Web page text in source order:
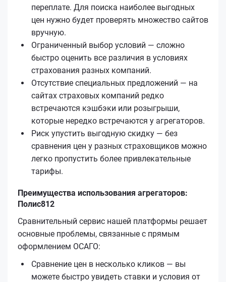
переплате. Для поиска наиболее выгодных
цен нужно будет проверять множество сайтов
вручную.
Ограниченный выбор условий — сложно
быстро оценить все различия в условиях
страхования разных компаний.
Отсутствие специальных предложений — на
сайтах страховых компаний редко
встречаются кэшбэки или розыгрыши,
которые нередко встречаются у агрегаторов.
Риск упустить выгодную скидку — без
сравнения цен у разных страховщиков можно
легко пропустить более привлекательные
тарифы.
Преимущества использования агрегаторов:
Полис812
Сравнительный сервис нашей платформы решает
основные проблемы, связанные с прямым
оформлением ОСАГО:
Сравнение цен в несколько кликов — вы
можете быстро увидеть ставки и условия от